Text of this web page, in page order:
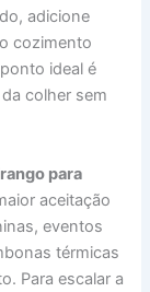
adicione
cozimento
ideal é
colher sem
para
aceitação
eventos
térmicas
Para escalar a